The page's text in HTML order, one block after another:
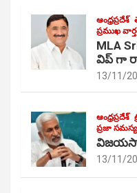
ఆంధ్రప్రదేశ్
ప్రముఖ
MLA
విప్ గా
13/11/
ఆంధ్రప్రదేశ్
ప్రజా
13/11/